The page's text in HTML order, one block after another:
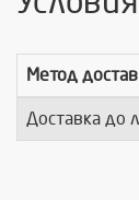
Метод
Доставка до